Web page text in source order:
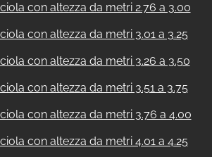
con altezza da metri 2.76 a 3.00
con altezza da metri 3.01 a 3.25
con altezza da metri 3.26 a 3.50
con altezza da metri 3.51 a 3.75
con altezza da metri 3.76 a 4.00
con altezza da metri 4.01 a 4.25